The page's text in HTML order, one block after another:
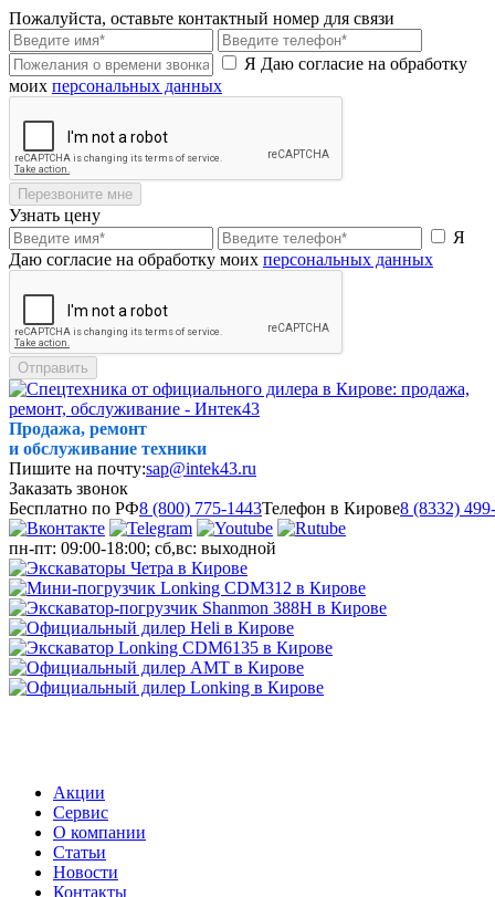
Пожалуйста, оставьте контактный номер для связи
Я Даю согласие на обработку
моих персональных данных
Перезвоните мне
Узнать цену
Я
Даю согласие на обработку моих персональных данных
Отправить
Продажа, ремонт
и обслуживание техники
Пишите на почту:sap@intek43.ru
Заказать звонок
Бесплатно по РФ8 (800) 775-1443Телефон в Кирове8 (8332)
пн-пт: 09:00-18:00; сб,вс: выходной
Акции
Сервис
О компании
Статьи
Новости
Контакты